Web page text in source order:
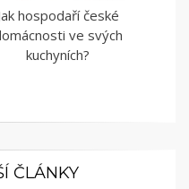
hospodaří české
ve svých
kuchyních?
ČLÁNKY